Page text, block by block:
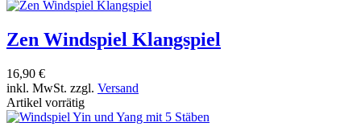
Zen Windspiel Klangspiel
16,90 €
inkl. MwSt. zzgl. Versand
Artikel vorrätig